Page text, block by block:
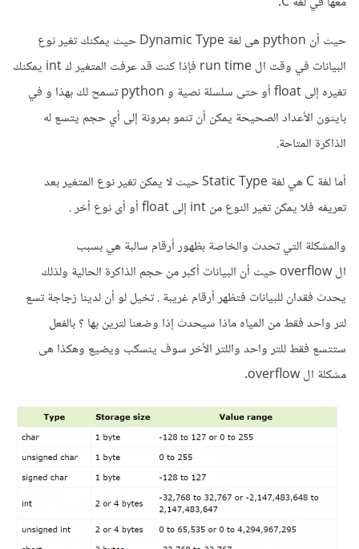
حيث أن python هى لغة Dynamic Type حيث يمكنك تغير نوع
البيانات في وقت ال run time فإذا كنت قد عرفت المتغير ك int يمكنك
تغيره إلى float أو حتى سلسلة نصية و python تسمح لك بهذا و في
بايثون الأعداد الصحيحة يمكن أن تنمو بمرونة إلى أي حجم يتسع له
الذاكرة المتاحة.
أما لغة C هي لغة Static Type حيث لا يمكن تغير نوع المتغير بعد
تعريفه فلا يمكن تغير النوع من int إلى float أو أى نوع أخر .
والمشكلة التي تحدث والخاصة بظهور أرقام سالبة هي بسبب
ال overflow حيث أن البيانات أكبر من حجم الذاكرة الحالية ولذلك
يحدث فقدان للبيانات فتظهر أرقام غريبة . تخيل لو أن لدينا زجاجة تسع
لتر واحد فقط من المياه ماذا سيحدث إذا وضعنا لترين بها ؟ بالفعل
ستتسع فقط للتر واحد واللتر الأخر سوف ينسكب ويضيع وهكذا هى
مشكلة ال overflow.